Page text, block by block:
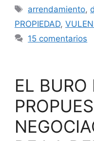
Etiquetas
arrendamiento,
PROPIEDAD,
15 comentarios
EL BURO